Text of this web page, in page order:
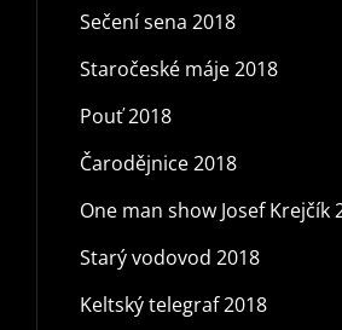
Sečení sena 2018
Staročeské máje 2018
Pouť 2018
Čarodějnice 2018
One man show Josef Krejčík
Starý vodovod 2018
Keltský telegraf 2018